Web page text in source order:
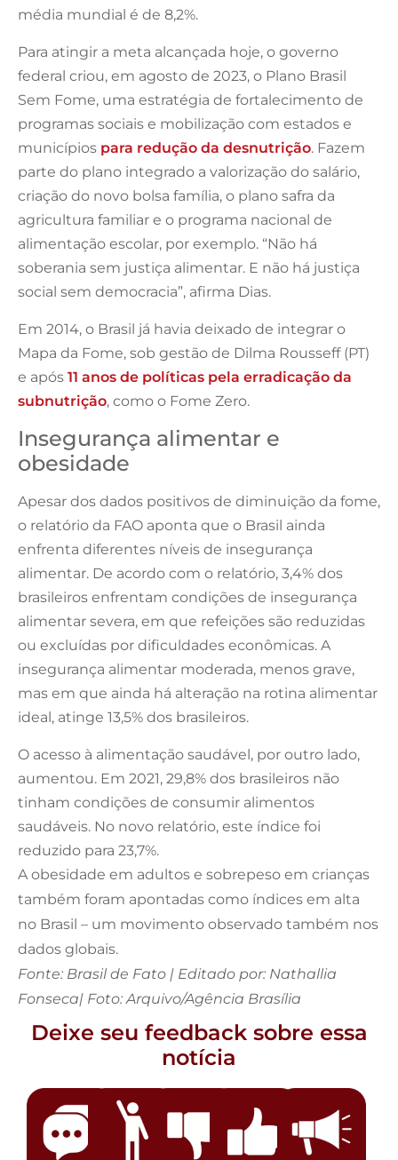
média mundial é de 8,2%.
Para atingir a meta alcançada hoje, o governo
federal criou, em agosto de 2023, o Plano Brasil
Sem Fome, uma estratégia de fortalecimento de
programas sociais e mobilização com estados e
municípios para redução da desnutrição. Fazem
parte do plano integrado a valorização do salário,
criação do novo bolsa família, o plano safra da
agricultura familiar e o programa nacional de
alimentação escolar, por exemplo. “Não há
soberania sem justiça alimentar. E não há justiça
social sem democracia”, afirma Dias.
Em 2014, o Brasil já havia deixado de integrar o
Mapa da Fome, sob gestão de Dilma Rousseff (PT)
e após 11 anos de políticas pela erradicação da
subnutrição, como o Fome Zero.
Insegurança alimentar e
obesidade
Apesar dos dados positivos de diminuição da fome,
o relatório da FAO aponta que o Brasil ainda
enfrenta diferentes níveis de insegurança
alimentar. De acordo com o relatório, 3,4% dos
brasileiros enfrentam condições de insegurança
alimentar severa, em que refeições são reduzidas
ou excluídas por dificuldades econômicas. A
insegurança alimentar moderada, menos grave,
mas em que ainda há alteração na rotina alimentar
ideal, atinge 13,5% dos brasileiros.
O acesso à alimentação saudável, por outro lado,
aumentou. Em 2021, 29,8% dos brasileiros não
tinham condições de consumir alimentos
saudáveis. No novo relatório, este índice foi
reduzido para 23,7%.
A obesidade em adultos e sobrepeso em crianças
também foram apontadas como índices em alta
no Brasil – um movimento observado também nos
dados globais.
Fonte: Brasil de Fato | Editado por: Nathallia
Fonseca| Foto: Arquivo/Agência Brasília
Deixe seu feedback sobre essa
notícia